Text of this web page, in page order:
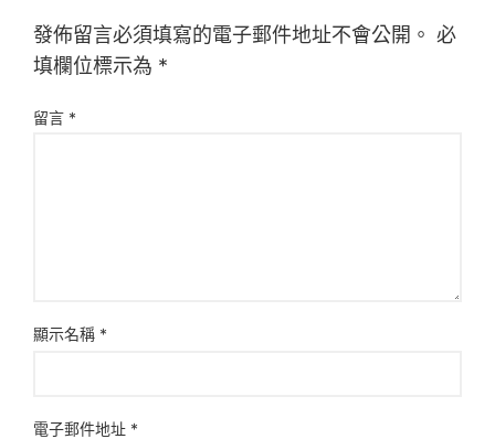
發佈留言必須填寫的電子郵件地址不會公開。 必
填欄位標示為 *
留言 *
顯示名稱 *
電子郵件地址 *